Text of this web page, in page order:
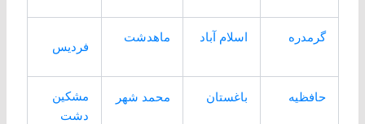
گرمدره اسلام آباد ماهدشت
فردیس
حافظیه باغستان محمد شهر
مشکین
دشت